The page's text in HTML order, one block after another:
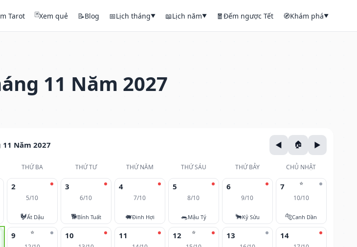
Tarot 🃏Xem quẻ 📝Blog 📅Lịch tháng▼ 📖Lịch năm▼ 🧧Đếm ngược Tết 🧭Khám phá▼
11 Năm 2027
11 Năm 2027
THỨ BA THỨ TƯ THỨ NĂM THỨ SÁU THỨ BẢY CHỦ NHẬT
2
5/10
🐓Ất Dậu
3
6/10
🐕Bính Tuất
4
7/10
🐖Đinh Hợi
5
8/10
🐀Mậu Tý
6
9/10
🐂Kỷ Sửu
⭐
7
10/10
🐅Canh Dần
⭐
9 10 11 ⭐
12 13 14